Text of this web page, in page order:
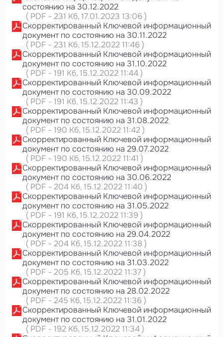
состоянию на 30.12.2022
( PDF - 231 Кб, 17.01.2023 13:06 )
Скорректированный Ключевой информационный
документ по состоянию на 30.11.2022
( PDF - 231 Кб, 15.12.2022 11:46 )
Скорректированный Ключевой информационный
документ по состоянию на 31.10.2022
( PDF - 191 Кб, 15.12.2022 11:44)
Скорректированный Ключевой информационный
документ по состоянию на 30.09.2022
( PDF - 191 Кб, 15.12.2022 11:43 )
Скорректированный Ключевой информационный
документ по состоянию на 31.08.2022
( PDF - 190 Кб, 15.12.2022 11:42 )
Скорректированный Ключевой информационный
документ по состоянию на 29.07.2022
( PDF - 190 Кб, 15.12.2022 11:41 )
Скорректированный Ключевой информационный
документ по состоянию на 30.06.2022
( PDF - 204 Кб, 15.12.2022 11:40 )
Скорректированный Ключевой информационный
документ по состоянию на 31.05.2022
( PDF - 191 Кб, 15.12.2022 11:39 )
Скорректированный Ключевой информационный
документ по состоянию на 29.04.2022
( PDF - 204 Кб, 15.12.2022 11:38 )
Скорректированный Ключевой информационный
документ по состоянию на 31.03.2022
( PDF - 205 Кб, 15.12.2022 11:37)
Скорректированный Ключевой информационный
документ по состоянию на 28.02.2022
( PDF - 245 Кб, 15.12.2022 11:36 )
Скорректированный Ключевой информационный
документ по состоянию на 31.01.2022
( PDF - 192 Кб, 15.12.2022 11:34)